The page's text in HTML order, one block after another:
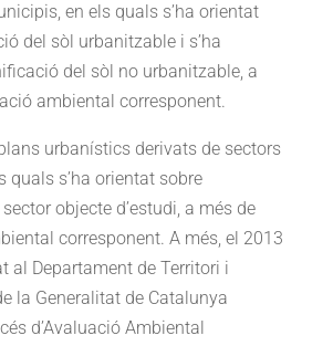
en els quals s’ha orientat
del sòl urbanitzable i s’ha
del sòl no urbanitzable, a
ambiental corresponent.
urbanístics derivats de sectors
quals s’ha orientat sobre
objecte d’estudi, a més de
corresponent. A més, el 2013
al Departament de Territori i
la Generalitat de Catalunya
d’Avaluació Ambiental